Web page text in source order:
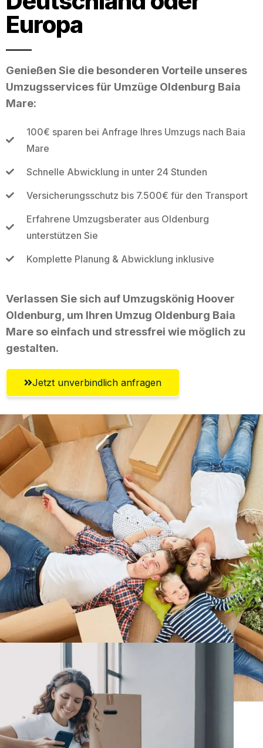
Europa
Genießen Sie die besonderen Vorteile unseres
Umzugsservices für Umzüge Oldenburg Baia
Mare:
100€ sparen bei Anfrage Ihres Umzugs nach Baia
Mare
Schnelle Abwicklung in unter 24 Stunden
Versicherungsschutz bis 7.500€ für den Transport
Erfahrene Umzugsberater aus Oldenburg
unterstützen Sie
Komplette Planung & Abwicklung inklusive
Verlassen Sie sich auf Umzugskönig Hoover
Oldenburg, um Ihren Umzug Oldenburg Baia
Mare so einfach und stressfrei wie möglich zu
gestalten.
Jetzt unverbindlich anfragen